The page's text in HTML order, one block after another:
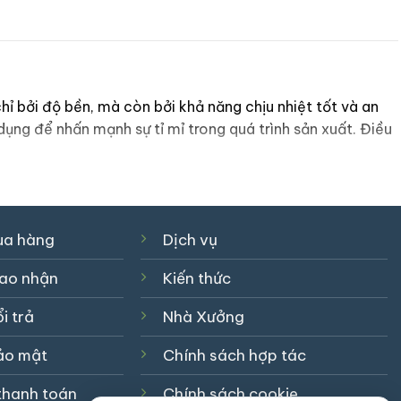
bởi độ bền, mà còn bởi khả năng chịu nhiệt tốt và an
để nhấn mạnh sự tỉ mỉ trong quá trình sản xuất. Điều
áp – là minh chứng cho nghệ thuật làm gốm độc
tinh xảo:
hàng
nhận
trả
mật
toán
Dịch vụ
Kiến thức
Nhà Xưởng
Chính sách hợp tác
Chính sách cookie